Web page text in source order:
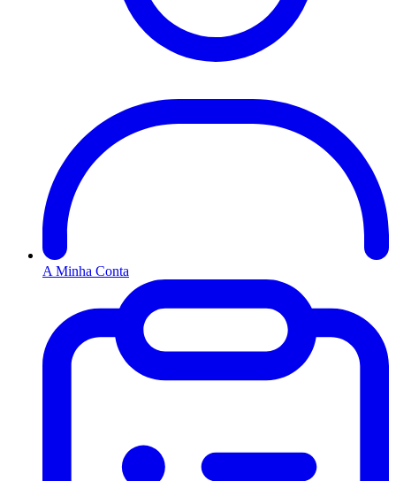
A Minha Conta